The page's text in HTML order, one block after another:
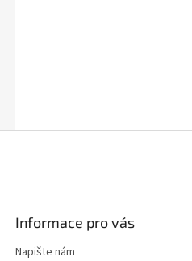
Informace pro vás
Napište nám